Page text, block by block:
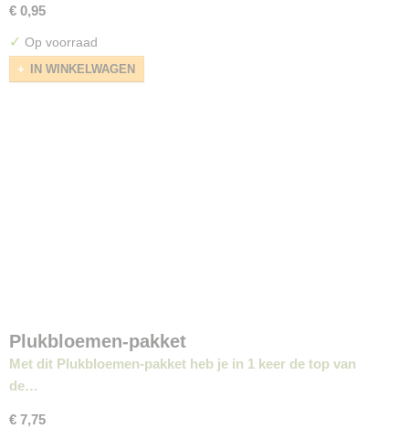
€ 0,95
✓ Op voorraad
IN WINKELWAGEN
Plukbloemen-pakket
Met dit Plukbloemen-pakket heb je in 1 keer de top van
de…
€ 7,75